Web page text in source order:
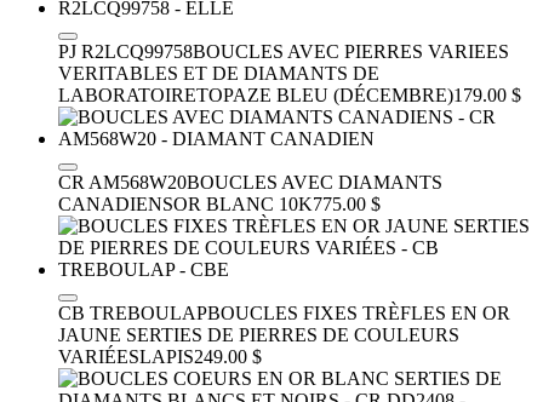
PJ R2LCQ99758BOUCLES AVEC PIERRES VARIEES
VERITABLES ET DE DIAMANTS DE
LABORATOIRETOPAZE BLEU (DÉCEMBRE)179.00 $
CR AM568W20BOUCLES AVEC DIAMANTS
CANADIENSOR BLANC 10K775.00 $
CB TREBOULAPBOUCLES FIXES TRÈFLES EN OR
JAUNE SERTIES DE PIERRES DE COULEURS
VARIÉESLAPIS249.00 $